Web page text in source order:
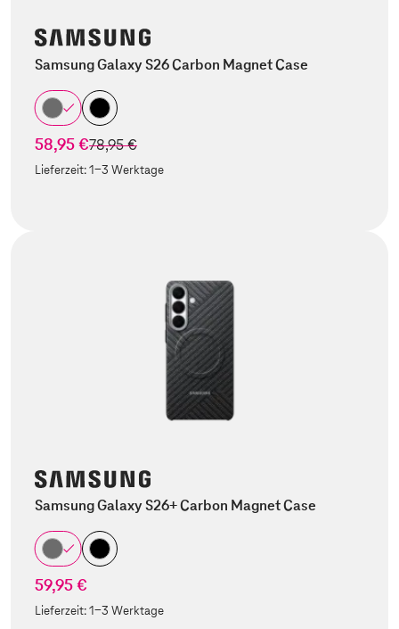
Samsung Galaxy S26 Carbon Magnet Case
58,95 €statt
78,95 €
Lieferzeit:1-3 Werktage
Samsung Galaxy S26+ Carbon Magnet Case
59,95 €
Lieferzeit:1-3 Werktage